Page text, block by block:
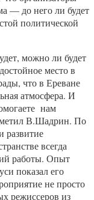
— до него ли будет
политической
можно ли будет
место в
что в Ереване
атмосфера. И
нам
В.Шадрин. По
развитие
всегда
работы. Опыт
показал его
не просто
режиссеров из